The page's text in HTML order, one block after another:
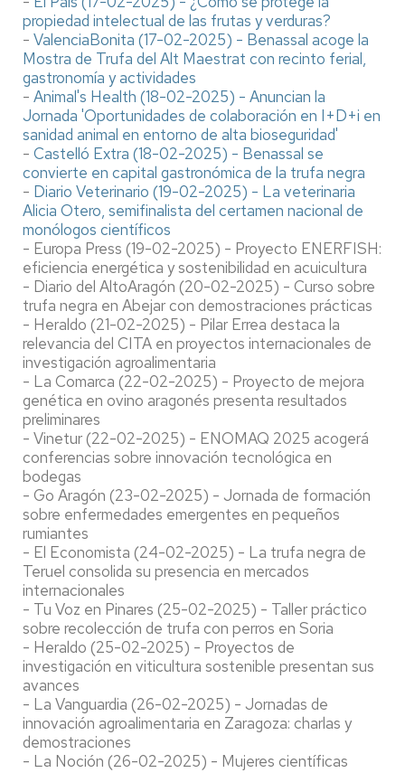
propiedad intelectual de las frutas y verduras?
- ValenciaBonita (17-02-2025) - Benassal acoge la
Mostra de Trufa del Alt Maestrat con recinto ferial,
gastronomía y actividades
- Animal's Health (18-02-2025) - Anuncian la
Jornada 'Oportunidades de colaboración en I+D+i en
sanidad animal en entorno de alta bioseguridad'
- Castelló Extra (18-02-2025) - Benassal se
convierte en capital gastronómica de la trufa negra
- Diario Veterinario (19-02-2025) - La veterinaria
Alicia Otero, semifinalista del certamen nacional de
monólogos científicos
- Europa Press (19-02-2025) - Proyecto ENERFISH:
eficiencia energética y sostenibilidad en acuicultura
- Diario del AltoAragón (20-02-2025) - Curso sobre
trufa negra en Abejar con demostraciones prácticas
- Heraldo (21-02-2025) - Pilar Errea destaca la
relevancia del CITA en proyectos internacionales de
investigación agroalimentaria
- La Comarca (22-02-2025) - Proyecto de mejora
genética en ovino aragonés presenta resultados
preliminares
- Vinetur (22-02-2025) - ENOMAQ 2025 acogerá
conferencias sobre innovación tecnológica en
bodegas
- Go Aragón (23-02-2025) - Jornada de formación
sobre enfermedades emergentes en pequeños
rumiantes
- El Economista (24-02-2025) - La trufa negra de
Teruel consolida su presencia en mercados
internacionales
- Tu Voz en Pinares (25-02-2025) - Taller práctico
sobre recolección de trufa con perros en Soria
- Heraldo (25-02-2025) - Proyectos de
investigación en viticultura sostenible presentan sus
avances
- La Vanguardia (26-02-2025) - Jornadas de
innovación agroalimentaria en Zaragoza: charlas y
demostraciones
- La Noción (26-02-2025) - Mujeres científicas